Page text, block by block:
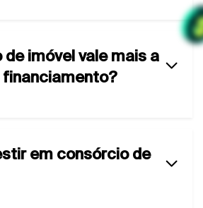
de imóvel vale mais a
financiamento?
em consórcio de